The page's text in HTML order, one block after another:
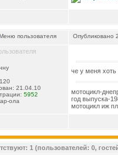
Опубликовано
120
21.04.10
5952
ола
че у меня хоть
мотоцикл-
год выпуска-
мотоцикл иж
1 (пользователей: 0,